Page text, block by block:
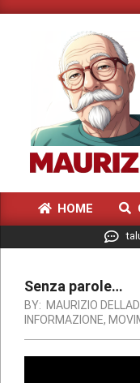
Skip
Primary
HOME
Senza parole…
BY: MAURIZIO
INFORMAZIONE,